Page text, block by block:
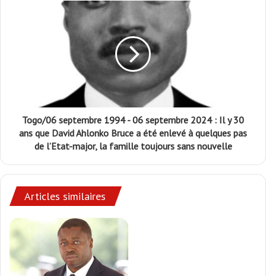
Togo/06 septembre 1994 - 06 septembre 2024 : Il y 30
ans que David Ahlonko Bruce a été enlevé à quelques pas
de l’Etat-major, la famille toujours sans nouvelle
Articles similaires